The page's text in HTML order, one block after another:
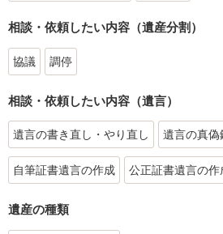
相談・依頼したい内容（遺産分割）
協議 調停
相談・依頼したい内容（遺言）
遺言の書き直し・やり直し 遺言の真偽
自筆証書遺言の作成 公正証書遺言の作
遺産の種類